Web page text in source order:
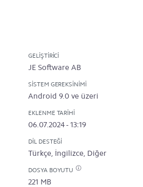
GELIŞTIRICI
JE Software AB
SISTEM GEREKSINIMI
Android 9.0 ve üzeri
EKLENME TARIHI
06.07.2024 - 13:19
DIL DESTEĞI
Türkçe, İngilizce, Diğer
DOSYA BOYUTU
221 MB